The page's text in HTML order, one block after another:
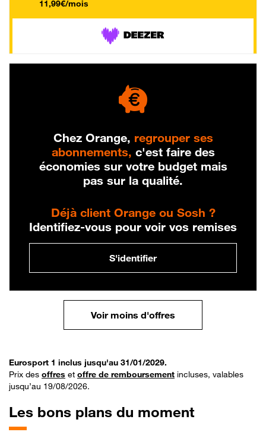
11,99€/mois
Chez Orange, regrouper ses
abonnements, c'est faire des
économies sur votre budget mais
pas sur la qualité.
Déjà client Orange ou Sosh ?
Identifiez-vous pour voir vos remises
S'identifier
Voir moins d'offres
Eurosport 1 inclus jusqu'au 31/01/2029.
Prix des offres et offre de remboursement incluses, valables
jusqu’au 19/08/2026.
Les bons plans du moment